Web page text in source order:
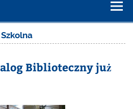
Biblioteczny już